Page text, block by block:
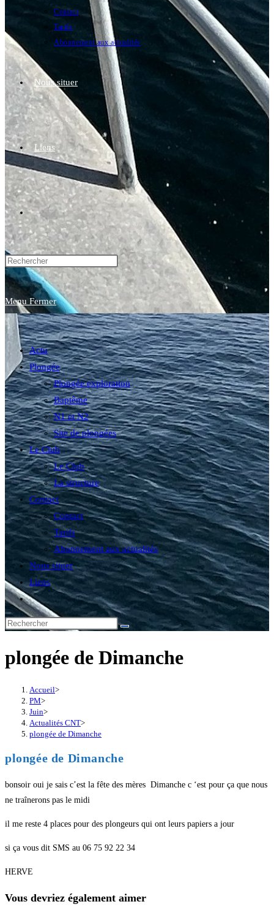
Contact
Tarifs
Abonnement aux actualités
Nous situer
Liens
Toggle
website
search
Menu Fermer
Actu
Plongée
Plongée exploration
Baptême
N1 et N2
Site de plongées
Le Club
Le Club
La structure
Contact
Contact
Tarifs
Abonnement aux actualités
Nous situer
Liens
Toggle
website
search
plongée de Dimanche
Accueil>
PM>
Juin>
Actualités CNT>
plongée de Dimanche
plongée de Dimanche
bonsoir oui je sais c’est la fête des mères Dimanche c ‘est pour ça que nous
ne traînerons pas le midi
il me reste 4 places pour des plongeurs qui ont leurs papiers a jour
si ça vous dit SMS au 06 75 92 22 34
HERVE
Vous devriez également aimer